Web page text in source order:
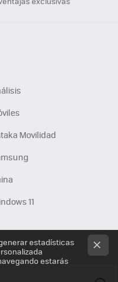
Movilidad
11
estadísticas
estarás